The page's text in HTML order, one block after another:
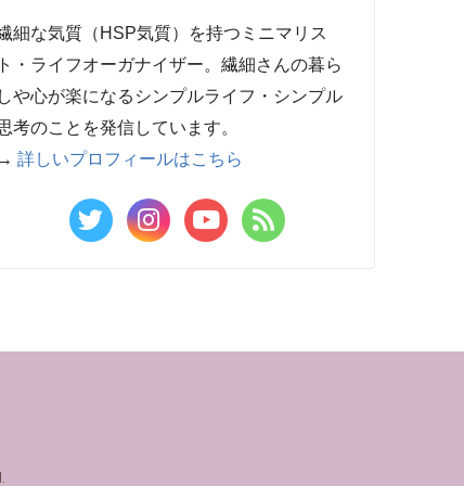
細な気質（HSP気質）を持つミニマリス
ト・ライフオーガナイザー。繊細さんの暮ら
しや心が楽になるシンプルライフ・シンプル
考のことを発信しています。
→詳しいプロフィールはこちら